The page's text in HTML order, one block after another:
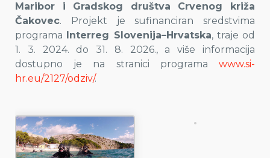
Maribor i Gradskog društva Crvenog križa
Čakovec. Projekt je sufinanciran sredstvima
programa Interreg Slovenija–Hrvatska, traje od
1. 3. 2024. do 31. 8. 2026., a više informacija
dostupno je na stranici programa www.si-
hr.eu/2127/odziv/.